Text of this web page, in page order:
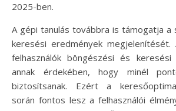
2025-ben.
A gépi tanulás továbbra is támogatja
keresési eredmények megjelenítését.
felhasználók böngészési és keresési
annak érdekében, hogy minél
biztosítsanak. Ezért a
során fontos lesz a felhasználói